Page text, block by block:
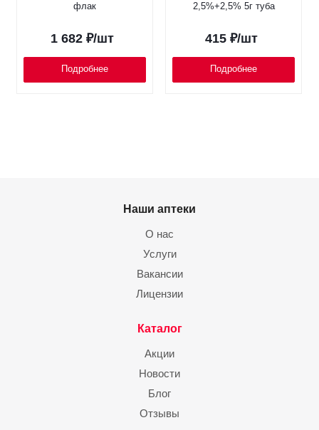
флак
1 682 ₽/шт
Подробнее
2,5%+2,5% 5г туба
415₽/шт
Подробнее
Наши аптеки
О нас
Услуги
Вакансии
Лицензии
Каталог
Акции
Новости
Блог
Отзывы